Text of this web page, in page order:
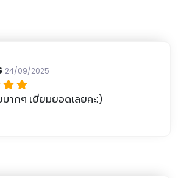
24/09/2025
มากๆ เยี่ยมยอดเลยคะ:)